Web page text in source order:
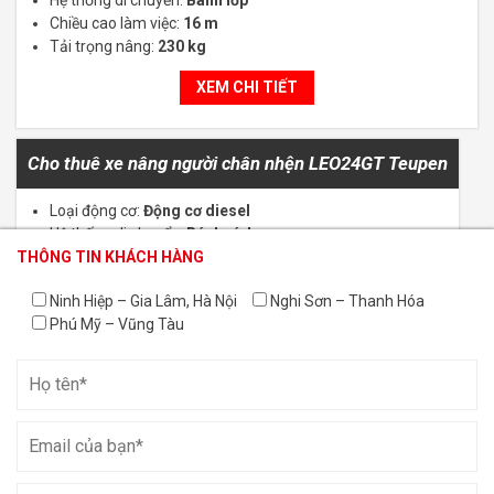
Chiều cao làm việc: 16 m
Tải trọng nâng: 230 kg
XEM CHI TIẾT
Cho thuê xe nâng người chân nhện LEO24GT Teupen
Loại động cơ: Động cơ diesel
Hệ thống di chuyển:Bánh xích
Chiều cao làm việc:24 m
Cho thuê xe xúc lật GEHL V270 GEN:2
Loại động cơ:
THÔNG TIN KHÁCH HÀNG
THÔNG TIN KHÁCH HÀNG
THÔNG TIN KHÁCH HÀNG
Ninh Hiệp – Gia Lâm, Hà Nội
Nghi Sơn – Thanh Hóa
Phú Mỹ – Vũng Tàu